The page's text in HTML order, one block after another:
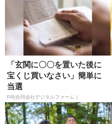
「玄関に〇〇を置いた後に
宝くじ買いなさい」簡単に
当選
PR(合同会社デジタルファーム )